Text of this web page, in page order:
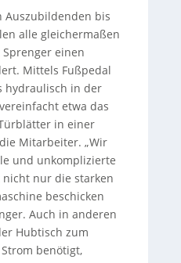
Auszubildenden bis
alle gleichermaßen
einen
Mittels Fußpedal
hydraulisch in der
etwa das
in einer
Mitarbeiter. „Wir
und unkomplizierte
nur die starken
beschicken
Auch in anderen
Hubtisch zum
benötigt,